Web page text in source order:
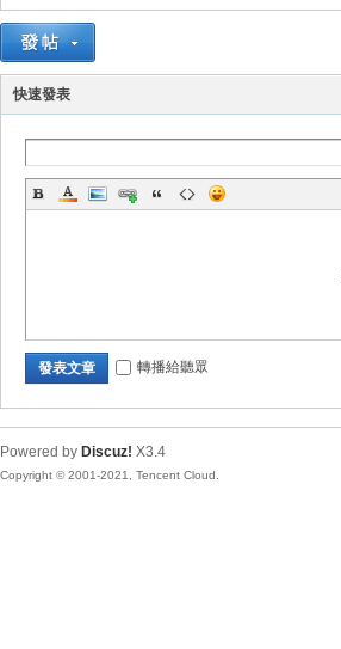
好
快速發表
發表文章 轉播給聽眾
Powered by Discuz! X3.4
Copyright © 2001-2021, Tencent Cloud.